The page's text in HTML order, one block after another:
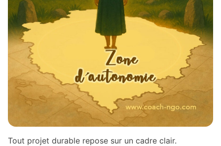
Tout projet durable repose sur un cadre clair.